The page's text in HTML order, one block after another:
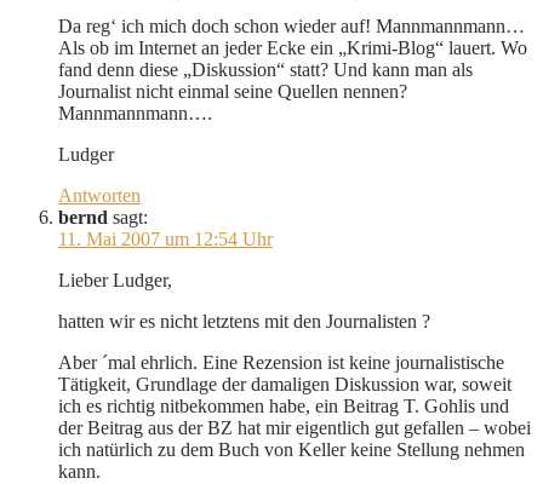
Da reg‘ ich mich doch schon wieder auf! Mannmannmann…
Als ob im Internet an jeder Ecke ein „Krimi-Blog“ lauert. Wo
fand denn diese „Diskussion“ statt? Und kann man als
Journalist nicht einmal seine Quellen nennen?
Mannmannmann….
Ludger
Antworten
bernd sagt:
11. Mai 2007 um 12:54 Uhr
Lieber Ludger,
hatten wir es nicht letztens mit den Journalisten ?
Aber ´mal ehrlich. Eine Rezension ist keine journalistische
Tätigkeit, Grundlage der damaligen Diskussion war, soweit
ich es richtig nitbekommen habe, ein Beitrag T. Gohlis und
der Beitrag aus der BZ hat mir eigentlich gut gefallen – wobei
ich natürlich zu dem Buch von Keller keine Stellung nehmen
kann.